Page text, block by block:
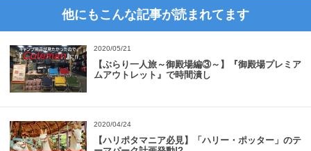
他にもこんな記事が読まれてます
2020/05/21
【ぶらり一人旅～御殿場編③～】『御殿場プレミア
ムアウトレット』で時間潰し
2020/04/24
【ハリポタマニア必見】「ハリー・ポッター」のテ